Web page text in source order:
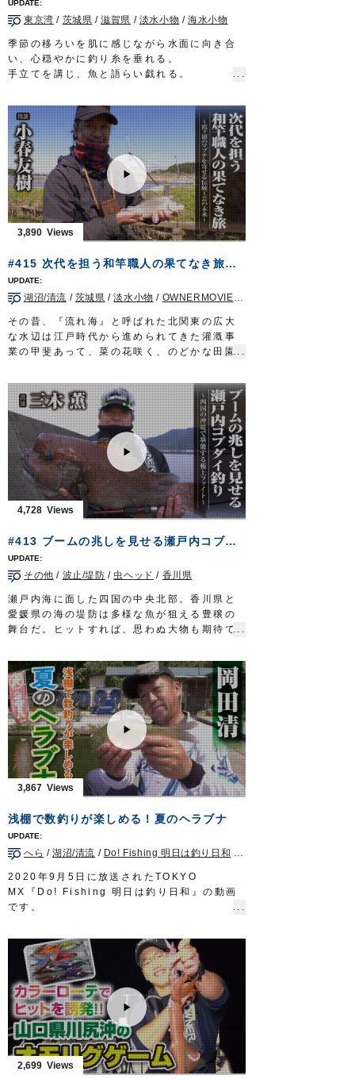
上州屋仙台宮城野店様
■使用アイテム
お手軽城 キス・ハゼ
OWNERMOVIE
http://ownertv.jp/
オーナーばりwebsite
http://www.owner.co.jp
東京湾 / 茨城県 /滋賀県 / 淡水小物 /海水小物
季節の移ろいを肌に感じながら水面に向き合
い、心穏やかに釣り糸を垂れる。
手立てを講じ、魚と語らい戯れる。
する太公望に…
今一度、伝統に彩られた風情溢れる癒しの釣
りをお届けする。
タックル（タナゴ）
竿：タナゴ竿 8寸節 10本継（4本継で使用）
道糸：ナイロン 1.25号
ハリス：たなごハリス 紅葉
目印：たなご小丸目印
ハリ：魅玄タナゴ／三腰（鈎先加工）
タックル（干潟マハゼ）
道糸：1～1.2号
ハリス：フロロ 0.6号?0.8号
オモリ：遊動 1.5号
ハリ：スーパー山女魚 7号
タックル（練り船マハゼ）
竿：江戸和竿 8尺
道糸：PE 1号
ハゼライト 5号
タックル（ホンモロコ）
竿：ハエ用竿 5.4m
道糸：ザイト・渓流 0.4～0.6号
オモリ：ガン玉 6号×4個
ハリス：ナイロン 0.4号
へらダブルサルカンダルマ型 22号
エサ：アカムシ／ホソミミズ
ハリ：モロコ 2号／2.5号
OWNERMOVIE http://ownertv.jp/
オーナーばりwebsite
http://www.owner.co.jp
3,890
#415 次代を担う和竿職人の果てなき旅～霞ヶ浦のマブナを寄せる伝統工芸の未来～
湖沼/清流 / 茨城県 /淡水小物 / OWNERMOVIE（夢釣行）
その昔、『流れ海』と呼ばれた北関東の広大
な水辺は江戸時代から進められてきた灌漑事
業の甲斐あって、菜の花咲く、のどかな田園
利根川水系の水を引く用水路は、多様な魚が
棲息する魅惑のフィールド。人工の小川、ホ
ソに糸を垂れる。狙うのはマブナ。その釣り
は「フナに始まりフナに終わる」という言葉
通り間口が広く奥深い。爽やかな風に誘われ
マブナと遊ぶのは小春友樹さん。埼玉は川越
に居を構える和竿職人だ。
経済産業省が伝統的工芸品の製作者団体とし
て認定する「江戸和竿組合」に今年加入した
三人のうちの一人が小春さん。その作品は精
っている。次代を担う和竿職人の果てなき旅
路。道は険しくとも…手堅く、歩を進めるの
みだ。
タックル
竿：和竿 6本継ぎ 8尺(2.4m)
道糸：ナイロン 1号
仕掛け：シモリ仕掛け
シモリ玉 2号 1個／1号 3個
ハリス：0.8号
ハリ：フナ鈎5号
放送日 2020年5月3日
OWNERMOVIEhttp://ownertv.jp/
オーナーばりwebsite
http://www.owner.co.jp
4,728
#413 ブームの兆しを見せる瀬戸内コブダイ釣り～四国の沖堤で堪能する極上ファイト～
その他 / 波止/堤防 / 虫ヘッド / 香川県
瀬戸内海に面した四国の中央北部。香川県と
愛媛県の海の堤防は多様な魚が狙える豊穣の
舞台だ。ヒットすれば、思わぬ大物も期待で
１メートルにも達するベラ科の魚。成魚にな
ると頭部に特徴的なコブが張り出す個性的な
ターゲットだ。
堤防に竿を出し、神経を研ぎ澄ましアタリを
待つのは三木薫さん。香川県の釣具店店長と
して、コブダイ釣りの魅力を発信している。
チヌ釣りにおいては大敵となるコブダイを主
役に据えた四国の釣り。
迫力満点の魚体が繰り出す強烈なファイト
は、一度味わえば病みつきになること、請け
タックル
ロッド：ジギングロッド 6ft3in
リール：4000番クラス中型スピニングリール
メインライン：PE 2号
リーダー：ナイロン 6号2m + フロロ 12号
ジグヘッド：虫ヘッドパワー 3g
OWNERMOVIE http://ownertv.jp/
オーナーばりwebsite
http://www.owner.co.jp
3,867
浅棚で数釣りが楽しめる！夏のヘラブナ
へら /湖沼/清流 / Do! Fishing 明日は釣り日和
2020年9月5日に放送されたTOKYO
MX『Do! Fishing 明日は釣り日和』の動画
です。
のゲームフィッシングであるヘラブナ釣り
は、ビギナーからベテランまで誰もが楽しめ
る釣りとして人気。
一見、のんびりしている様に見えるヘラブナ
釣りですが、実際はとてもエキサイティン
グ。
今回はトップトーナメンターの岡田清さんが
神奈川県の厚木へら鮒センターで、管理釣り
場での楽しみ方をご紹介いたします。
■使用製品
2,699